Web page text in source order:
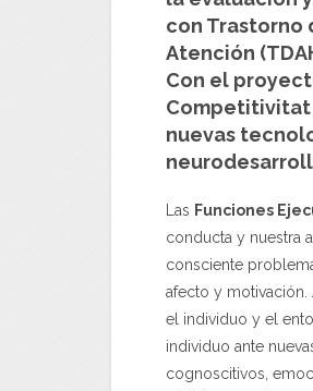
con Trastorno
Atención
Con el
Competitivitat
nuevas
Las Funciones
conducta y nuestra
consciente
afecto y
el individuo y el
individuo ante
cognoscitivos,